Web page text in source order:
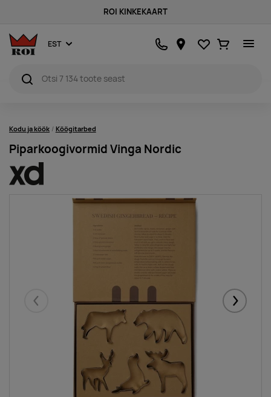
ROI KINKEKAART
EST Lemmikud
Ostukorv
Kodu ja köök Köögitarbed
Piparkoogivormid Vinga Nordic
Eelmised